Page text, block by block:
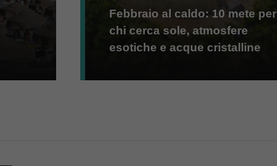
Febbraio al caldo: 10 mete per
chi cerca sole, atmosfere
esotiche e acque cristalline